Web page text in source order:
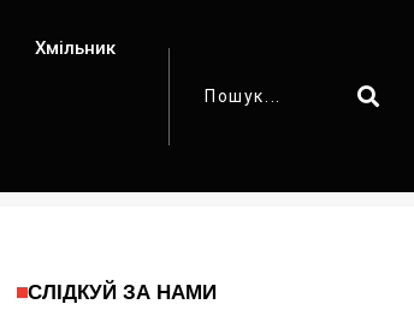
Хмільник
СЛІДКУЙ ЗА НАМИ